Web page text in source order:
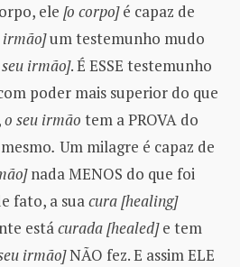
ele [o corpo]é capaz de
irmão]um testemunho mudo
irmão]. É ESSE testemunho
poder mais superior do que
o seu irmão tem a PROVA do
. Um milagre é capaz de
nada MENOS do que foi
fato, a suacura [healing]
estácurada [healed]e tem
irmão]NÃO fez. E assim ELE